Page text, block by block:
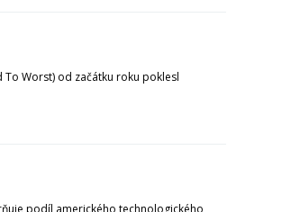
Worst) od začátku roku poklesl
podíl amerického technologického